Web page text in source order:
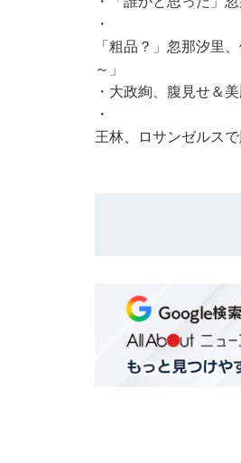
・
「粗品？」忽那汐里
～」
・ 大政絢、腹見せ＆
・
王林、ロサンゼルス